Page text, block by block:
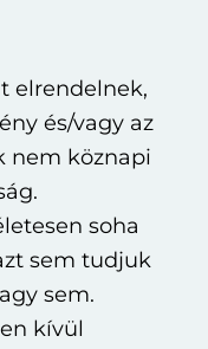
elrendelnek,
és/vagy az
nem köznapi
soha
sem tudjuk
sem.
kívül